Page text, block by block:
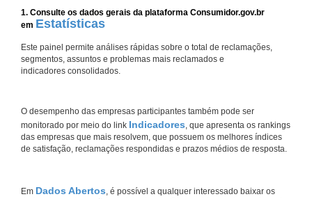
1. Consulte os dados gerais da plataforma Consumidor.gov.br
em Estatísticas
Este painel permite análises rápidas sobre o total de reclamações,
segmentos, assuntos e problemas mais reclamados e
indicadores consolidados.
O desempenho das empresas participantes também pode ser
monitorado por meio do link Indicadores, que apresenta os rankings
das empresas que mais resolvem, que possuem os melhores índices
de satisfação, reclamações respondidas e prazos médios de resposta.
Em Dados Abertos, é possível a qualquer interessado baixar os